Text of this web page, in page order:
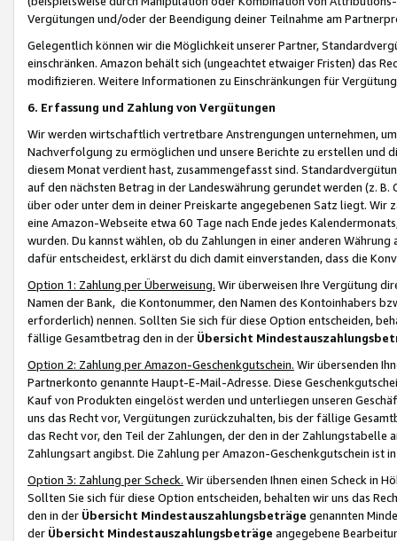
Vergütungen und/oder der Beendigung deiner Teilnahme am
Gelegentlich können wir die Möglichkeit unserer Partner,
einschränken. Amazon behält sich (ungeachtet etwaiger Fristen) das
modifizieren. Weitere Informationen zu Einschränkungen für
6. Erfassung und Zahlung von Vergütungen
Wir werden wirtschaftlich vertretbare Anstrengungen unternehmen,
Nachverfolgung zu ermöglichen und unsere Berichte zu erstellen und
diesem Monat verdient hast, zusammengefasst sind.
auf den nächsten Betrag in der Landeswährung gerundet werden (z.
über oder unter dem in deiner Preiskarte angegebenen Satz liegt.
eine Amazon-Webseite etwa 60 Tage nach Ende jedes
wurden. Du kannst wählen, ob du Zahlungen in einer anderen
dafür entscheidest, erklärst du dich damit einverstanden, dass die
Option 1: Zahlung per Überweisung. Wir überweisen Ihre Vergütung
Namen der Bank, die Kontonummer, den Namen des Kontoinhabers
erforderlich) nennen. Sollten Sie sich für diese Option entscheiden,
fällige Gesamtbetrag den in der Übersicht
Option 2: Zahlung per Amazon-Geschenkgutschein. Wir übersenden
Partnerkonto genannte Haupt-E-Mail-Adresse. Diese
Kauf von Produkten eingelöst werden und unterliegen unseren
uns das Recht vor, Vergütungen zurückzuhalten, bis der fällige
das Recht vor, den Teil der Zahlungen, der den in der
Zahlungsart angibst. Die Zahlung per Amazon-Geschenkgutschein ist
Option 3: Zahlung per Scheck. Wir übersenden Ihnen einen Scheck in
Sollten Sie sich für diese Option entscheiden, behalten wir uns das
den in der Übersicht Mindestauszahlungsbeträge genannten
der Übersicht Mindestauszahlungsbeträge angegebene